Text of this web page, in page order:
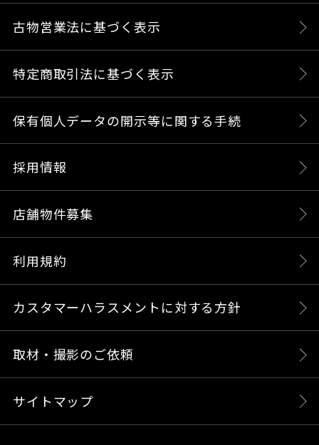
古物営業法に基づく表示
特定商取引法に基づく表示
保有個人データの開示等に関する手続
採用情報
店舗物件募集
利用規約
カスタマーハラスメントに対する方針
取材・撮影のご依頼
サイトマップ